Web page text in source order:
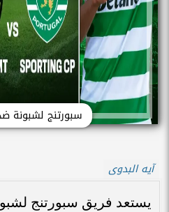
سبورتنج لشبونة
آيه البدوى
يستعد فريق سبورتنج